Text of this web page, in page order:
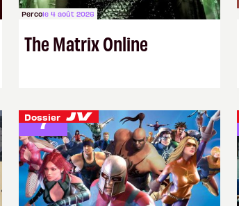
Percole 4 août 2026
The Matrix Online
7
Dossier
16 votes